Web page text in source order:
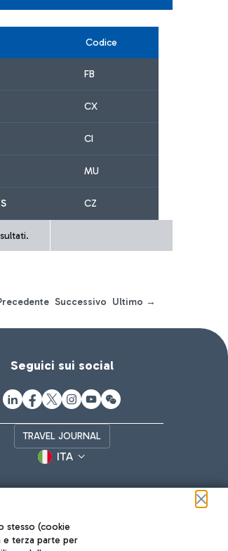
Codice
FB
CX
CI
MU
CZ
Successivo Ultimo →
Seguici sui social
TRAVEL JOURNAL
ITA
stesso (cookie
e terza parte per